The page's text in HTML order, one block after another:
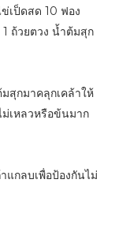
เป็ดสด 10 ฟอง
1 ถ้วยตวง น้ำต้มสุก
สุกมาคลุกเคล้าให้
เหลวหรือข้นมาก
แกลบเพื่อป้องกันไม่